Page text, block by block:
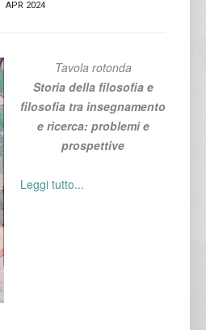
APR 2024
Tavola rotonda
Storia della filosofia e
filosofia tra insegnamento
e ricerca: problemi e
prospettive
Leggi tutto...